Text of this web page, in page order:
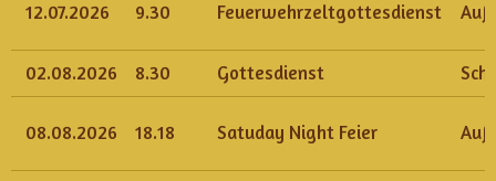
12.07.2026 9.30 Feuerwehrzeltgottesdienst
02.08.2026 8.30 Gottesdienst
08.08.2026 18.18 Satuday Night Feier